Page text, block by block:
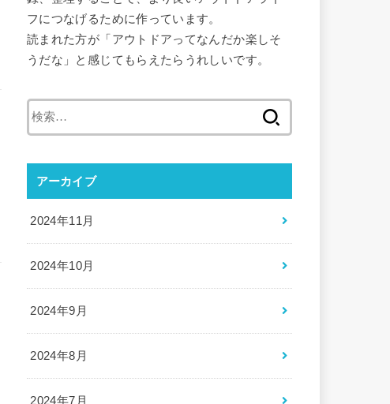
フにつなげるために作っています。
読まれた方が「アウトドアってなんだか楽しそ
うだな」と感じてもらえたらうれしいです。
アーカイブ
2024年11月
2024年10月
2024年9月
2024年8月
2024年7月